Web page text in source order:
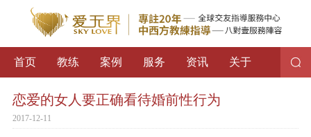
首页 教练 案例 服务 资讯 关于
恋爱的女人要正确看待婚前性行为
2017-12-11